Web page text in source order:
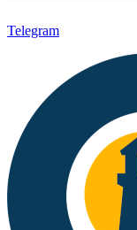
Telegram